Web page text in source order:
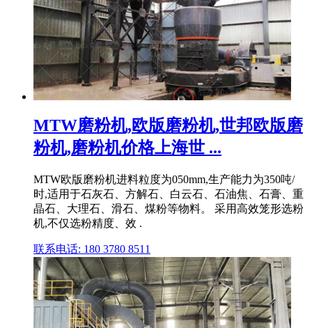
MTW磨粉机,欧版磨粉机,世邦欧版磨
粉机,磨粉机价格上海世 ...
MTW欧版磨粉机进料粒度为050mm,生产能力为350吨/
时,适用于石灰石、方解石、白云石、石油焦、石膏、重
晶石、大理石、滑石、煤粉等物料。 采用高效笼形选粉
机,不仅选粉精度、效 .
联系电话: 180 3780 8511